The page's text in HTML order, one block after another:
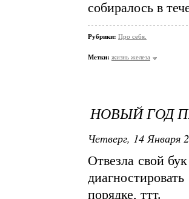
собиралось в
Рубрики: Про себя.
Метки: жизнь железа
НОВЫЙ ГОД
Четверг, 14 Января
Отвезла свой
порядке, ттт.